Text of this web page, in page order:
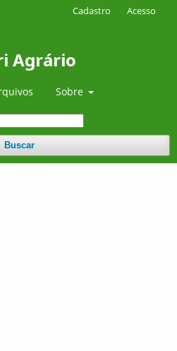
Agrário
Sobre
Buscar
Cadastro Acesso